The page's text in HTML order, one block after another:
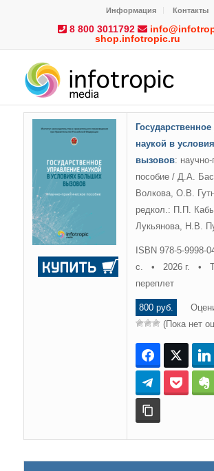
Информация Контакты
8 800 3011792
shop.infotropic.ru
наукой в
вызовов: научно-
пособие / Д.А.
Волкова, О.В.
редкол.: П.П.
Лукьянова, Н.В.
ISBN 978-5-
с. • 2026 г. •
переплет
800 руб.
(Пока нет
FacebookTwitter
TelegramPocket